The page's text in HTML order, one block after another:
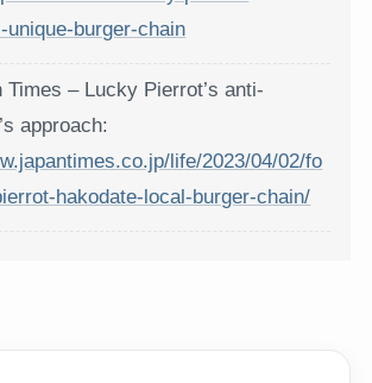
unique-burger-chain
Times – Lucky Pierrot’s anti-
approach:
life/2023/04/02/fo
hakodate-local-burger-chain/